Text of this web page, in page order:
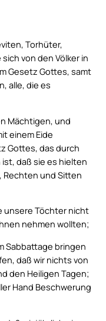
Torhüter,
von den Völker in
Gesetz Gottes, samt
alle, die es
Mächtigen, und
einem Eide
Gottes, das durch
daß sie es hielten
Rechten und Sitten
unsere Töchter nicht
nehmen wollten;
Sabbattage bringen
daß wir nichts von
den Heiligen Tagen;
Hand Beschwerung